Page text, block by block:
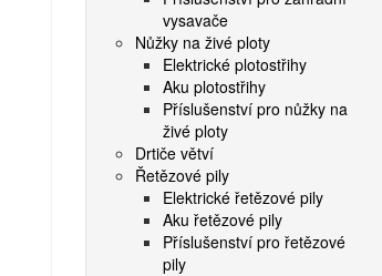
vysavače
Nůžky na živé ploty
Elektrické plotostřihy
Aku plotostřihy
Příslušenství pro nůžky na
živé ploty
Drtiče větví
Řetězové pily
Elektrické řetězové pily
Aku řetězové pily
Příslušenství pro řetězové
pily